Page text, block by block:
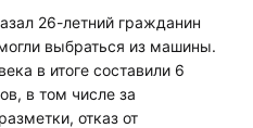
26-летний гражданин
выбраться из машины.
в итоге составили 6
в том числе за
отказ от